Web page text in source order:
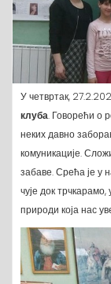
У четвртак,
клуба. Говорећи о
неких давно
комуникације.
забаве. Срећа је у
чује док трчкарамо,
природи која нас